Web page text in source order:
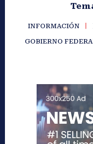
INFORMACIÓN
GOBIERNO